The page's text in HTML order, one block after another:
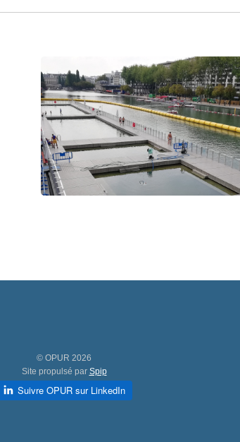
© OPUR 2026
Site propulsé par Spip
Suivre OPUR sur LinkedIn